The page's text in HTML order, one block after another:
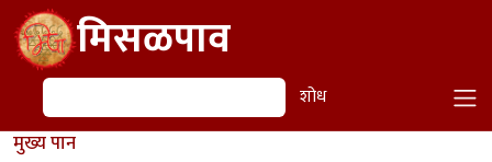
Skip to main contentमिसळपाव
शोध शोध
मुख्य पान